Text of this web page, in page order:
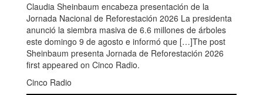
Claudia Sheinbaum encabeza presentación de la
Jornada Nacional de Reforestación 2026 La presidenta
anunció la siembra masiva de 6.6 millones de árboles
este domingo 9 de agosto e informó que […]The post
Sheinbaum presenta Jornada de Reforestación 2026
first appeared on Cinco Radio.
Cinco Radio